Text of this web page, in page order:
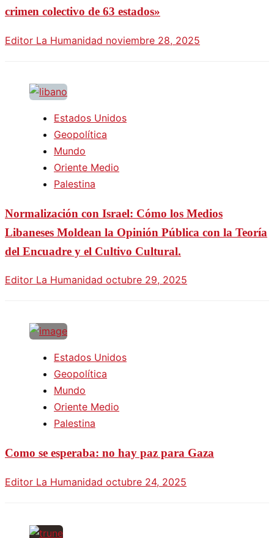
crimen colectivo de 63 estados»
Editor La Humanidad noviembre 28, 2025
Estados Unidos
Geopolítica
Mundo
Oriente Medio
Palestina
Normalización con Israel: Cómo los Medios
Libaneses Moldean la Opinión Pública con la Teoría
del Encuadre y el Cultivo Cultural.
Editor La Humanidad octubre 29, 2025
Estados Unidos
Geopolítica
Mundo
Oriente Medio
Palestina
Como se esperaba: no hay paz para Gaza
Editor La Humanidad octubre 24, 2025